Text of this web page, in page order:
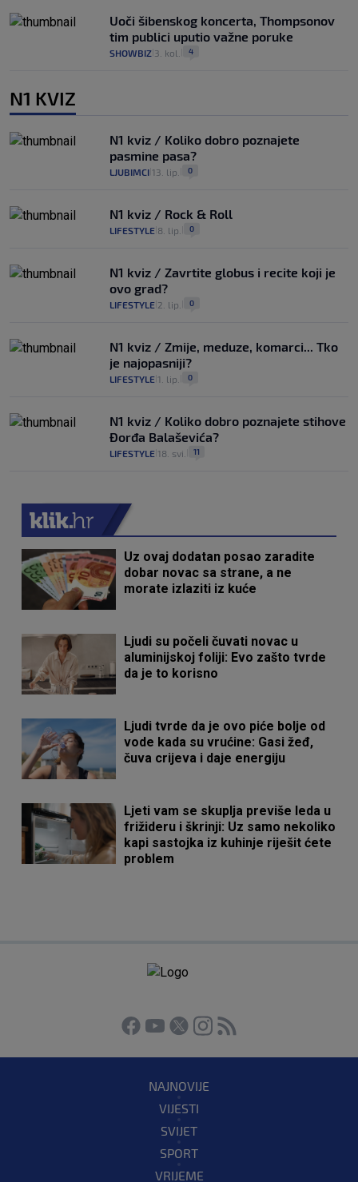
Uoči šibenskog koncerta, Thompsonov
tim publici uputio važne poruke
SHOWBIZ 3. kol. 4
N1 KVIZ
N1 kviz / Koliko dobro poznajete
pasmine pasa?
LJUBIMCI 13. lip. 0
N1 kviz / Rock & Roll
LIFESTYLE 8. lip. 0
N1 kviz / Zavrtite globus i recite koji je
ovo grad?
LIFESTYLE 2. lip. 0
N1 kviz / Zmije, meduze, komarci... Tko
je najopasniji?
LIFESTYLE 1. lip. 0
N1 kviz / Koliko dobro poznajete stihove
Đorđa Balaševića?
LIFESTYLE 18. svi. 11
Uz ovaj dodatan posao zaradite
dobar novac sa strane, a ne
morate izlaziti iz kuće
Ljudi su počeli čuvati novac u
aluminijskoj foliji: Evo zašto tvrde
da je to korisno
Ljudi tvrde da je ovo piće bolje od
vode kada su vrućine: Gasi žeđ,
čuva crijeva i daje energiju
Ljeti vam se skuplja previše leda u
frižideru i škrinji: Uz samo nekoliko
kapi sastojka iz kuhinje riješit ćete
problem
NAJNOVIJE
VIJESTI
SVIJET
SPORT
VRIJEME